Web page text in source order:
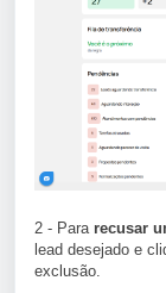
2 - Para recusar
lead desejado e
exclusão.